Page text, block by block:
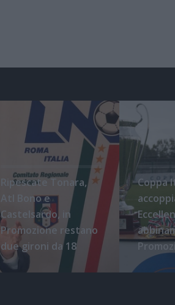
Ripescate Tonara,
Atl Bono e
Castelsardo, in
Promozione restano
due gironi da 18
Coppa